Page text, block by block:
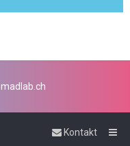
madlab.ch
Kontakt